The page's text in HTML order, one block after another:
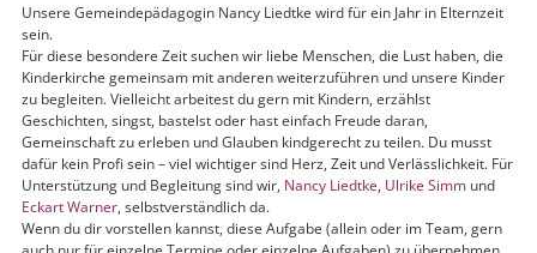
Unsere Gemeindepädagogin Nancy Liedtke wird für ein Jahr in Elternzeit
sein.
Für diese besondere Zeit suchen wir liebe Menschen, die Lust haben, die
Kinderkirche gemeinsam mit anderen weiterzuführen und unsere Kinder
zu begleiten. Vielleicht arbeitest du gern mit Kindern, erzählst
Geschichten, singst, bastelst oder hast einfach Freude daran,
Gemeinschaft zu erleben und Glauben kindgerecht zu teilen. Du musst
dafür kein Profi sein – viel wichtiger sind Herz, Zeit und Verlässlichkeit. Für
Unterstützung und Begleitung sind wir, Nancy Liedtke, Ulrike Simm und
Eckart Warner, selbstverständlich da.
Wenn du dir vorstellen kannst, diese Aufgabe (allein oder im Team, gern